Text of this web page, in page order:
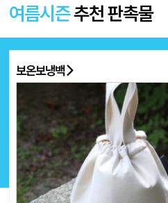
여름시즌추천 판촉물
선풍기